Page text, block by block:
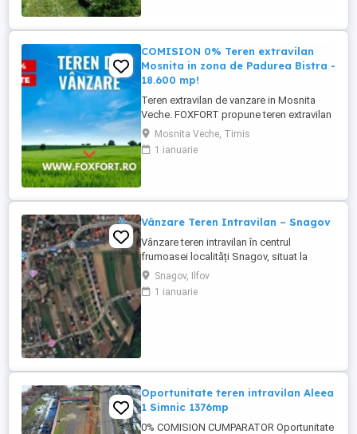
COMISION 0% Teren extravilan
Mosnita in zona de Padurea Bistra -
18.600 mp!
Teren extravilan de vanzare in Mosnita
Veche. FOXFORT propune teren extravilan
de vanzare in Mosnita Veche, avand o
suprafata de 18.600 mp. Terenul este
situat chiar la marginea padurii Bistra.
Se accepta ca si modalitate ...
Mosnita Veche, Timis
1 ianuarie
Vânzare Teren Intravilan – Snagov
Vânzare teren intravilan în centrul
frumoasei localități Snagov, situat la
liziera pădurii cu același nume. Acces
rapid la Autostrada A3! Detalii: Indici
urbanistici: POT 40%, CUT 1,2 Regim de
Snagov, Ilfov
1 ianuarie
Oportunitate teren intravilan Aleea
1 Simnic 1376mp
0% COMISION CUMPARATOR Oportunitate